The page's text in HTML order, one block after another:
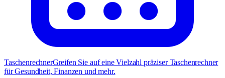
TaschenrechnerGreifen Sie auf eine Vielzahl präziser Taschenrechner
für Gesundheit, Finanzen und mehr.